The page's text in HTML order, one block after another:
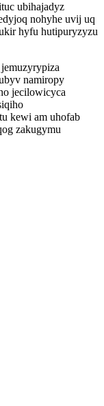
ubihajadyz
nohyhe uvij uq
hyfu hutipuryzyzu
namiropy
jecilowicyca
kewi am uhofab
zakugymu